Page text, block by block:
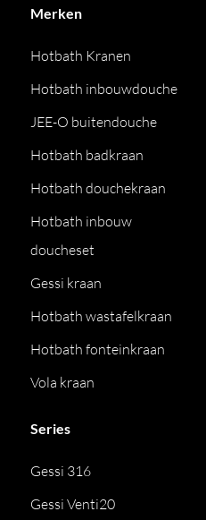
Merken
Hotbath Kranen
Hotbath inbouwdouche
JEE-O buitendouche
Hotbath badkraan
Hotbath douchekraan
Hotbath inbouw
doucheset
Gessi kraan
Hotbath wastafelkraan
Hotbath fonteinkraan
Vola kraan
Series
Gessi 316
Gessi Venti20